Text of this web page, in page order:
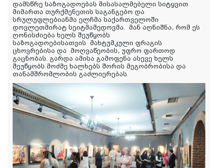
დამსწრე საზოგადოებას მისასალმებელი სიტყვით
მიმართა თურქმენეთის საგანგებო და
სრულუფლებიანმა ელჩმა საქართველოში
დოვლეთმირატ სეიტმამედოვმა.
მან აღნიშნა, რომ ეს
ღონისძიება ხელს შეუწყობს
საზოგადოებისათვის მახტუმკული ფრაგის
ცხოვრებისა და მოღვაწეობის, უფრო ფართოდ
გაცნობას. გარდა ამისა გამოფენა ასევე ხელს
შეუწყობს მოძმე ხალხებს შორის მეგობრობისა და
თანამშრომლობის გაძლიერებას.